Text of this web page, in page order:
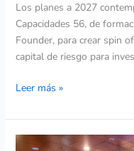
Los planes a 2027
Capacidades 56, de
Founder, para crear spin
capital de riesgo para
Leer más »
Hub